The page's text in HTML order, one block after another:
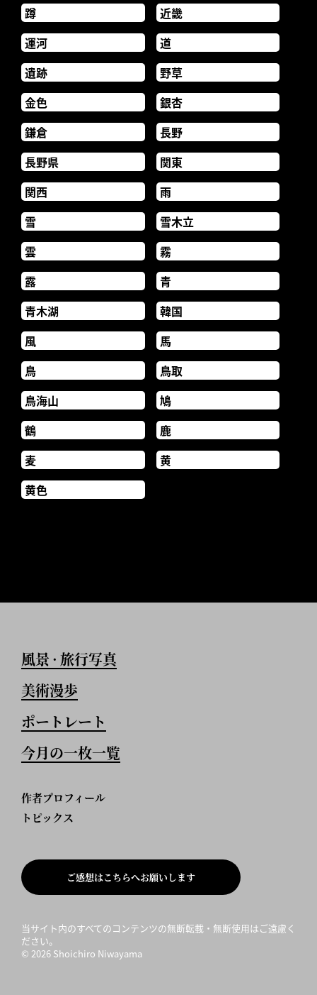
蹲
近畿
運河
道
遺跡
野草
金色
銀杏
鎌倉
長野
長野県
関東
関西
雨
雪
雪木立
雲
霧
露
青
青木湖
韓国
風
馬
鳥
鳥取
鳥海山
鳩
鶴
鹿
麦
黄
黄色
風景 • 旅行写真
美術漫歩
ポートレート
今月の一枚一覧
作者プロフィール
トピックス
ご感想はこちらへお願いします
当サイト内のすべてのコンテンツの無断転載・無断使用はご遠慮く
ださい。
© 2026 Shoichiro Niwayama